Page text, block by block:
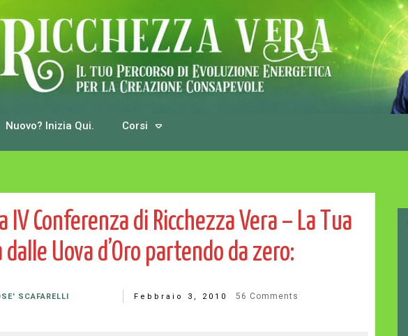
Nuovo? Inizia Qui. Corsi
IV Conferenza di Ricchezza Vera – La Tua
dalle Uova d’Oro partendo da zero:
SCAFARELLI Febbraio 3, 2010 56 Comments